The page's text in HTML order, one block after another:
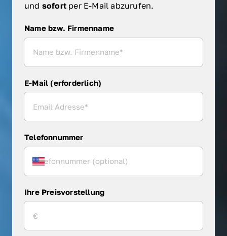
und sofort per E-Mail abzurufen.
Name bzw. Firmenname
Name bzw. Firmenname
E-Mail (erforderlich)
Telefonnummer
Ihre Preisvorstellung